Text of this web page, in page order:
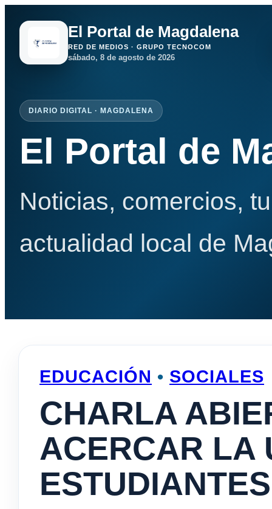
El Portal de Magdalena
RED DE MEDIOS · GRUPO TECNOCOM
sábado, 8 de agosto de 2026
DIARIO DIGITAL · MAGDALENA
El Portal de
Noticias, comercios,
actualidad local de
EDUCACIÓN • SOCIALES
CHARLA
ACERCAR LA